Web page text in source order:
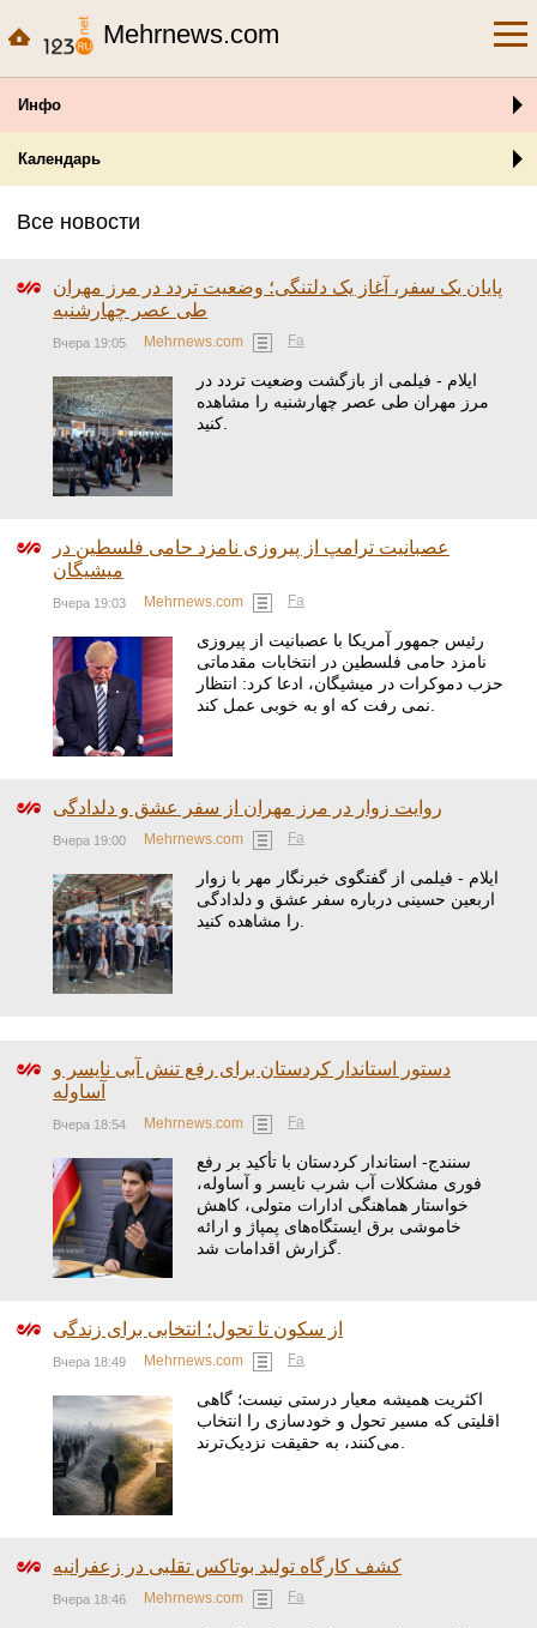
Mehrnews.com
Инфо
Календарь
Все новости
پایان یک سفر، آغاز یک دلتنگی؛ وضعیت تردد در مرز مهران
طی عصر چهارشنبه
Вчера 19:05 Mehrnews.com Fa
ایلام - فیلمی از بازگشت وضعیت تردد در
مرز مهران طی عصر چهارشنبه را مشاهده
عصبانیت ترامپ از پیروزی نامزد حامی فلسطین در
میشیگان
Вчера 19:03 Mehrnews.com Fa
رئیس‌ جمهور آمریکا با عصبانیت از پیروزی
نامزد حامی فلسطین در انتخابات مقدماتی
حزب دموکرات در میشیگان، ادعا کرد: انتظار
روایت زوار در مرز مهران از سفر عشق و دلدادگی
Вчера 19:00 Mehrnews.com Fa
ایلام - فیلمی از گفتگوی خبرنگار مهر با زوار
اربعین حسینی درباره سفر عشق و دلدادگی
دستور استاندار کردستان برای رفع تنش آبی نایسر و
آساوله
Вчера 18:54 Mehrnews.com Fa
سنندج- استاندار کردستان با تأکید بر رفع
فوری مشکلات آب شرب نایسر و آساوله،
خواستار هماهنگی ادارات متولی، کاهش
خاموشی برق ایستگاه‌های پمپاژ و ارائه
از سکون تا تحول؛ انتخابی برای زندگی
Вчера 18:49 Mehrnews.com Fa
اکثریت همیشه معیار درستی نیست؛ گاهی
اقلیتی که مسیر تحول و خودسازی را انتخاب
کشف کارگاه تولید بوتاکس تقلبی در زعفرانیه
Вчера 18:46 Mehrnews.com Fa